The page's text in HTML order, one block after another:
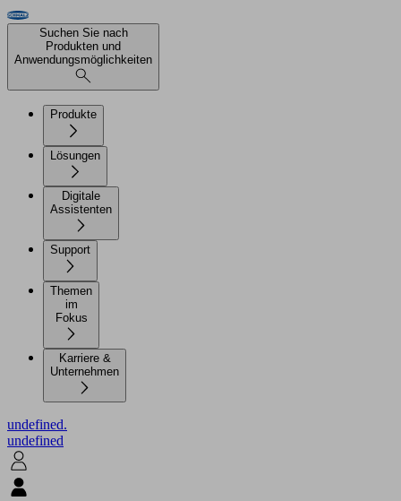
Suchen Sie nach
Produkten und
Anwendungsmöglichkeiten
Produkte
Lösungen
Digitale
Assistenten
Support
Themen
im
Karriere &
Unternehmen
undefined.
undefined